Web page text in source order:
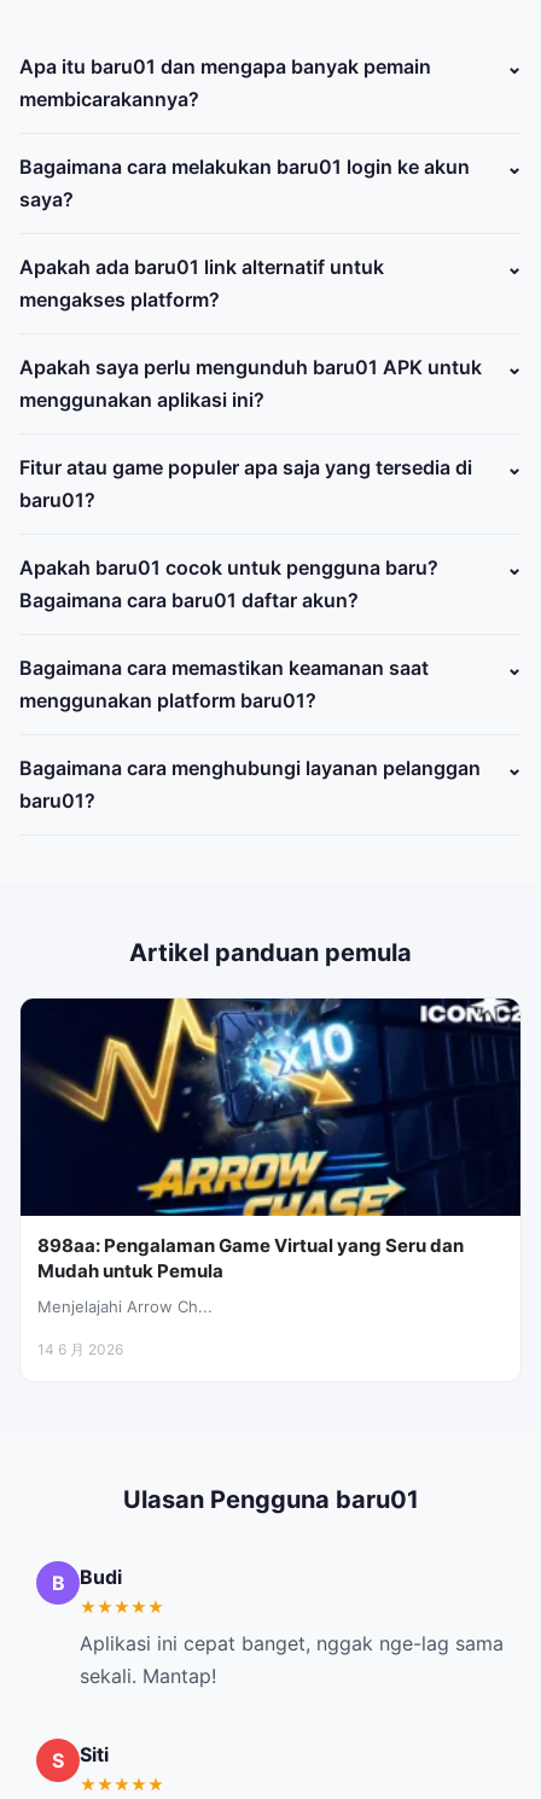
Apa itu baru01 dan mengapa banyak pemain
membicarakannya?
Bagaimana cara melakukan baru01 login ke akun
saya?
Apakah ada baru01 link alternatif untuk
mengakses platform?
Apakah saya perlu mengunduh baru01 APK untuk
menggunakan aplikasi ini?
Fitur atau game populer apa saja yang tersedia di
baru01?
Apakah baru01 cocok untuk pengguna baru?
Bagaimana cara baru01 daftar akun?
Bagaimana cara memastikan keamanan saat
menggunakan platform baru01?
Bagaimana cara menghubungi layanan pelanggan
baru01?
Artikel panduan pemula
898aa: Pengalaman Game Virtual yang Seru dan
Mudah untuk Pemula
Menjelajahi Arrow Ch...
14 6 月 2026
Ulasan Pengguna baru01
B Budi
★★★★★
Aplikasi ini cepat banget, nggak nge-lag sama
sekali. Mantap!
S Siti
★★★★★